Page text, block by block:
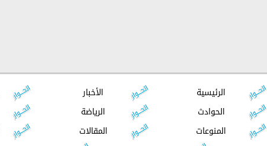
الرئيسية الأخبار
الحوادث
الرياضة
المنوعات
المقالات